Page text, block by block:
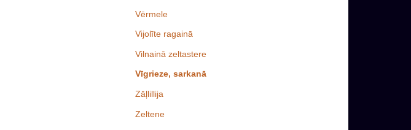
Vērmele
Vijolīte ragainā
Vilnainā zeltastere
Vīgrieze, sarkanā
Zāļlillija
Zeltene